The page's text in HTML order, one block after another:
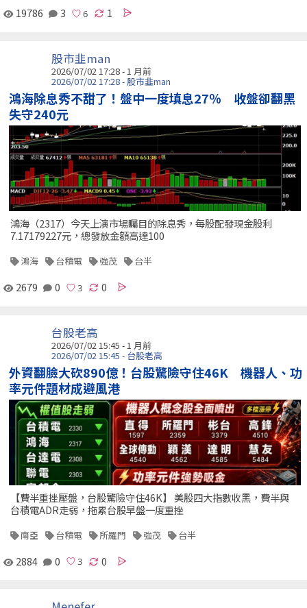
19786 3 1
股市韭man
2026/07/02 17:28 - 1 月前
2026/07/02 17:28 - 股市韭man
鴻海除息秀不甜了！盤中一度填息27％ 收盤卻翻黑
失守240元
鴻海（2317）今天上演市場矚目的除息秀，每股配發現金股利
7.17179227元，總發放金額高達100
鴻海 台積電 強茂 台半
2679 0 0
台股老高
2026/07/02 15:45 - 1 月前
2026/07/02 15:45 - 台股老高
外資翻臉大砍890億！台股驚險守住46K 機器人、功
率元件題材成避風港
【費半重挫壓盤，台股驚險守住46K】 美股四大指數收黑，費半與
台積電ADR走弱，拖累台股早盤一度重挫
南亞 台積電 所羅門 強茂 台半
2884 0 0